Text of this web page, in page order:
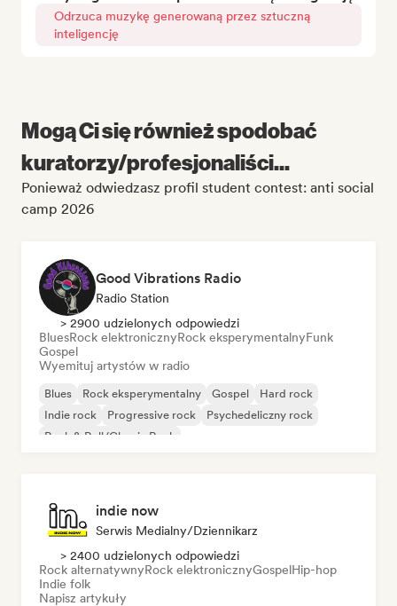
Odrzuca muzykę generowaną przez sztuczną
inteligencję
Mogą Ci się również spodobać
kuratorzy/profesjonaliści...
Ponieważ odwiedzasz profil student contest: anti social
camp 2026
Good Vibrations Radio
Radio Station
> 2900 udzielonych odpowiedzi
BluesRock elektronicznyRock eksperymentalnyFunk
Gospel
Wyemituj artystów w radio
Blues Rock eksperymentalny Gospel
Hard rock
Indie rock
Progressive rock
Psychedeliczny rock
Rock & Roll/Classic Rock
indie now
Serwis Medialny/Dziennikarz
> 2400 udzielonych odpowiedzi
Rock alternatywnyRock elektronicznyGospelHip-hop
Indie folk
Napisz artykuły